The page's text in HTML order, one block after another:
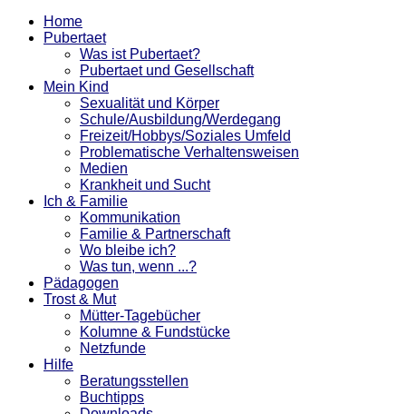
Home
Pubertaet
Was ist Pubertaet?
Pubertaet und Gesellschaft
Mein Kind
Sexualität und Körper
Schule/Ausbildung/Werdegang
Freizeit/Hobbys/Soziales Umfeld
Problematische Verhaltensweisen
Medien
Krankheit und Sucht
Ich & Familie
Kommunikation
Familie & Partnerschaft
Wo bleibe ich?
Was tun, wenn ...?
Pädagogen
Trost & Mut
Mütter-Tagebücher
Kolumne & Fundstücke
Netzfunde
Hilfe
Beratungsstellen
Buchtipps